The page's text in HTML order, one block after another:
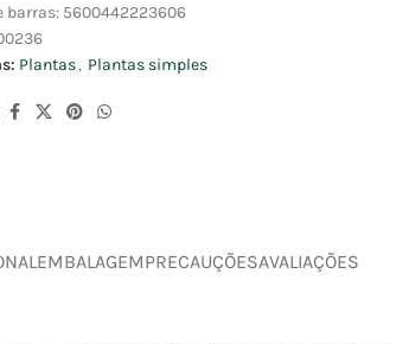
barras: 5600442223606
Plantas, Plantas simples
EMBALAGEMPRECAUÇÕESAVALIAÇÕES